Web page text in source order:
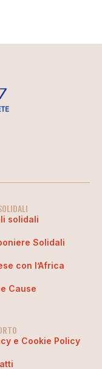
solidali
Solidali
con l’Africa
Cause
e Cookie Policy